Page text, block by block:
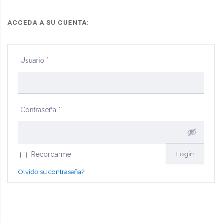
de
turísticos"
ACCEDA A SU CUENTA:
Usuario *
Contraseña *
Recordarme
Olvido su contraseña?